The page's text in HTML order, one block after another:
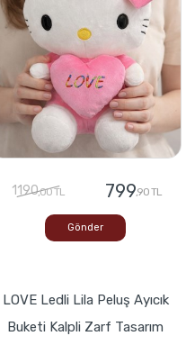
1190,00 TL 799,90 TL
Gönder
LOVE Ledli Lila Peluş Ayıcık
Buketi Kalpli Zarf Tasarım